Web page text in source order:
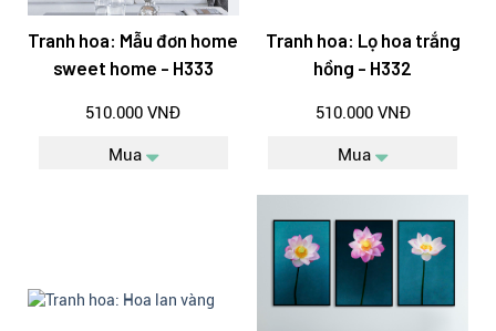
Tranh hoa: Mẫu đơn home
sweet home - H333
510.000 VNĐ
Mua
Tranh hoa: Lọ hoa trắng
hồng - H332
510.000 VNĐ
Mua